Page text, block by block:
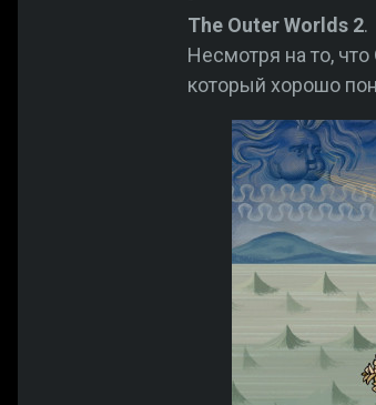
The Outer Worlds 2.
Несмотря на то, что
который хорошо